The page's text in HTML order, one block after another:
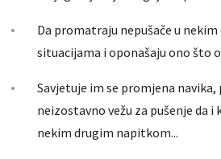
Da promatraju nepušače u
situacijama i oponašaju ono što
Savjetuje im se promjena
neizostavno vežu za pušenje da i
nekim drugim napitkom...